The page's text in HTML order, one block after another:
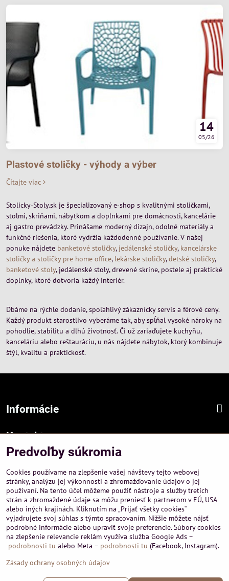
14
05/26
Plastové stoličky - výhody a výber
Čítajte viac
Stolicky‑Stoly.sk je špecializovaný e‑shop s kvalitnými stoličkami,
stolmi, skriňami, nábytkom a doplnkami pre domácnosti, kancelárie
aj gastro prevádzky. Prinášame moderný dizajn, odolné materiály a
funkčné riešenia, ktoré vydržia každodenné používanie. V našej
ponuke nájdete banketové stoličky, jedálenské stoličky, kancelárske
stoličky a stoličky pre home office, lekárske stoličky,detské stoličky,
banketové stoly, jedálenské stoly, drevené skrine, postele aj praktické
doplnky, ktoré dotvoria každý interiér.
Dbáme na rýchle dodanie, spoľahlivý zákaznícky servis a férové ceny.
Každý produkt starostlivo vyberáme tak, aby spĺňal vysoké nároky na
pohodlie, stabilitu a dlhú životnosť. Či už zariaďujete kuchyňu,
kanceláriu alebo reštauráciu, u nás nájdete nábytok, ktorý kombinuje
štýl, kvalitu a praktickosť.
Informácie
Kontakt
Sídlo firmy :
Hurbanová 3807/21, 03601 Martin
Prevádzka a obchodné informácie :
A-PEMA, s.r.o.
Severná 14, 03601 Martin
+421 911 532545
+421 903 807209
©2026Copyright
Predvoľby súkromia
Cookies používame na zlepšenie vašej návštevy tejto webovej
stránky, analýzu jej výkonnosti a zhromažďovanie údajov o jej
používaní. Na tento účel môžeme použiť nástroje a služby tretích
strán a zhromaždené údaje sa môžu preniesť k partnerom v EÚ, USA
alebo iných krajinách. Kliknutím na „Prijať všetky cookies“
vyjadrujete svoj súhlas s týmto spracovaním. Nižšie môžete nájsť
podrobné informácie alebo upraviť svoje preferencie. Súbory cookies
na zlepšenie relevancie reklám využíva služba Google Ads –
podrobnosti tu alebo Meta – podrobnosti tu (Facebook, Instagram).
Zásady ochrany osobných údajov